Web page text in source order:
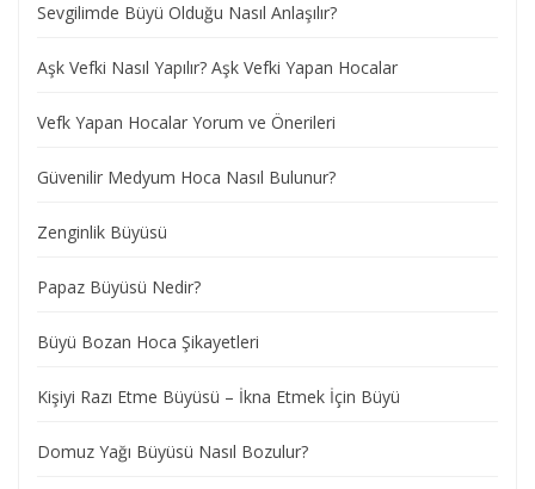
Sevgilimde Büyü Olduğu Nasıl Anlaşılır?
Aşk Vefki Nasıl Yapılır? Aşk Vefki Yapan Hocalar
Vefk Yapan Hocalar Yorum ve Önerileri
Güvenilir Medyum Hoca Nasıl Bulunur?
Zenginlik Büyüsü
Papaz Büyüsü Nedir?
Büyü Bozan Hoca Şikayetleri
Kişiyi Razı Etme Büyüsü – İkna Etmek İçin Büyü
Domuz Yağı Büyüsü Nasıl Bozulur?